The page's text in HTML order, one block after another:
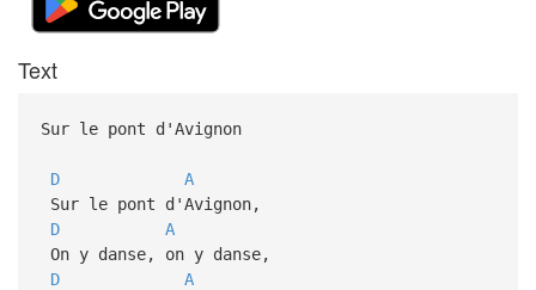
Text
Sur le pont d'Avignon
D
A
Sur le pont d'Avignon,
D
A
On y danse, on y danse,
D
A